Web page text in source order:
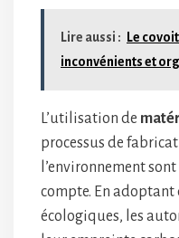
Lire aussi :
Le
inconvénients et
L’utilisation de
processus de
l’environnement
compte. En adoptant
écologiques, les